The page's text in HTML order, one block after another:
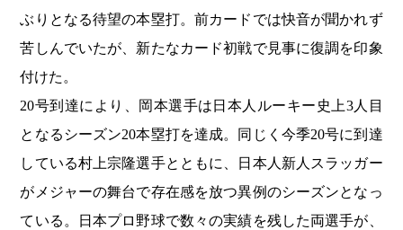
ぶりとなる待望の本塁打。前カードでは快音が聞かれず
苦しんでいたが、新たなカード初戦で見事に復調を印象
付けた。
20号到達により、岡本選手は日本人ルーキー史上3人目
となるシーズン20本塁打を達成。同じく今季20号に到達
している村上宗隆選手とともに、日本人新人スラッガー
がメジャーの舞台で存在感を放つ異例のシーズンとなっ
ている。日本プロ野球で数々の実績を残した両選手が、